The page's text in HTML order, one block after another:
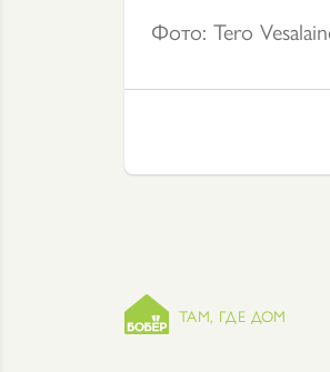
Фото: Tero
ТАМ, ГДЕ ДОМ